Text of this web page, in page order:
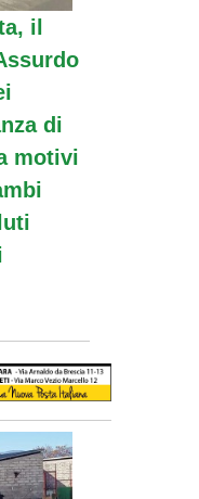
il
di
motivi